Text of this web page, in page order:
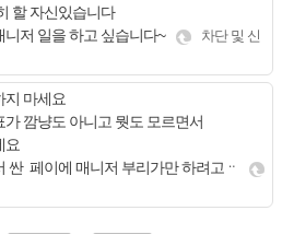
할 자신있습니다
저 일을 하고 싶습니다~
차단 및 신
지 마세요
깜냥도 아니고 뭣도 모르면서
요
싼 페이에 매니저 부리가만 하려고ᆢ